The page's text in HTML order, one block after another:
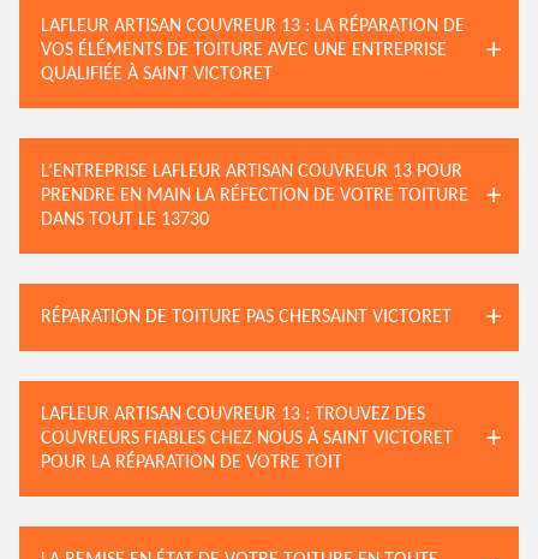
LAFLEUR ARTISAN COUVREUR 13 : LA RÉPARATION DE
VOS ÉLÉMENTS DE TOITURE AVEC UNE ENTREPRISE
QUALIFIÉE À SAINT VICTORET
L’ENTREPRISE LAFLEUR ARTISAN COUVREUR 13 POUR
PRENDRE EN MAIN LA RÉFECTION DE VOTRE TOITURE
DANS TOUT LE 13730
RÉPARATION DE TOITURE PAS CHERSAINT VICTORET
LAFLEUR ARTISAN COUVREUR 13 : TROUVEZ DES
COUVREURS FIABLES CHEZ NOUS À SAINT VICTORET
POUR LA RÉPARATION DE VOTRE TOIT